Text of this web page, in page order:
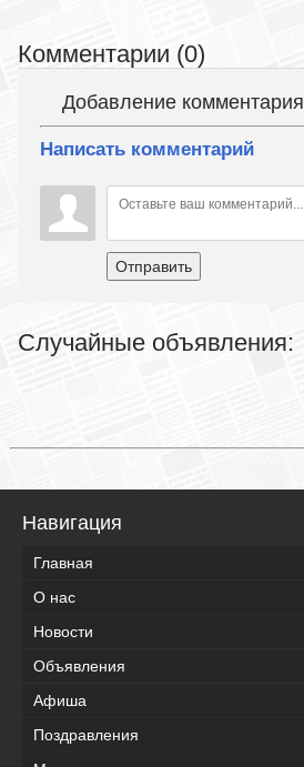
Комментарии (0)
Добавление комментария
Написать комментарий
Отправить
Случайные объявления:
Навигация
Главная
О нас
Новости
Объявления
Афиша
Поздравления